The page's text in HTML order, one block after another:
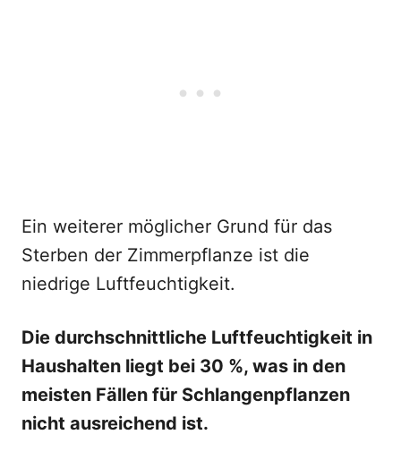
Ein weiterer möglicher Grund für das
Sterben der Zimmerpflanze ist die
niedrige Luftfeuchtigkeit.
Die durchschnittliche Luftfeuchtigkeit in
Haushalten liegt bei 30 %, was in den
meisten Fällen für Schlangenpflanzen
nicht ausreichend ist.